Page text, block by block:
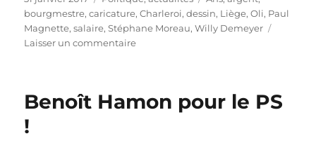
le
bourgmestre,caricature,Charleroi,dessin, Liège,Oli, Paul
Magnette,salaire,Stéphane Moreau,Willy Demeyer
Laisser un commentairesur
belges…
Benoît Hamon pour le PS
!